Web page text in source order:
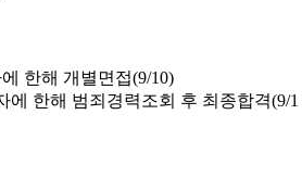
한해 개별면접(9/10)
에 한해 범죄경력조회 후 최종합격(9/1